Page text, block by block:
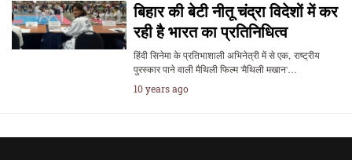
बिहार की बेटी नीतू चंद्रा विदेशों में कर
रही है भारत का प्रतिनिधित्व
हिंदी सिनेमा के प्रतिभाशाली अभिनेत्री में से एक, राष्ट्रीय
पुरस्कार पाने वाली मैथिली फिल्म 'मैथिली मखान'…
10 years ago